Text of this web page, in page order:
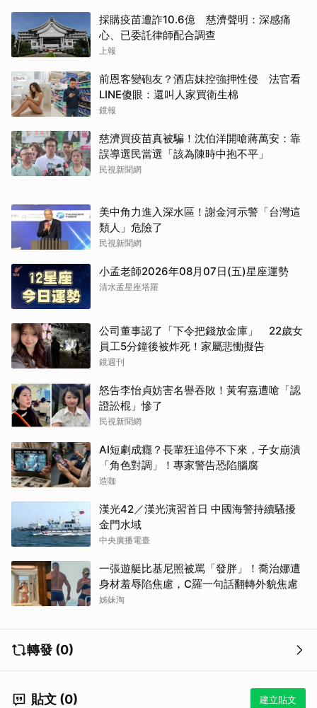
採購疫苗遭詐10.6億 慈濟聲明：深感痛
心、已委託律師配合調查
上報
前恩客變砲友？酒店妹控強押性侵 法官看
LINE傻眼：還叫人家買衛生棉
鏡報
慈濟買疫苗真被騙！沈伯洋開嗆蔣萬安：靠
誤導選民當選「該為陳時中抱不平」
民視新聞網
美中角力進入深水區！謝金河示警「台灣這
類人」危險了
民視新聞網
小孟老師2026年08月07日(五)星座運勢
清水孟星座塔羅
公司董事認了「下令把錢放金庫」 22歲女
員工5分鐘後被炸死！家屬悲慟擬告
鏡週刊
怒告李怡貞妨害名譽吞敗！黃宥嘉遭嗆「認
證訟棍」慘了
民視新聞網
AI短劇成癮？長輩狂追停不下來，子女崩潰
「角色對調」！專家警告恐陷腦腐
造咖
漢光42／漢光演習首日 中國海警持續騷擾
金門水域
中央廣播電臺
一張遊艇比基尼照被罵「發胖」！喬治娜遭
身材羞辱陷焦慮，C羅一句話翻轉外貌焦慮
姊妹淘
轉發 (0)
貼文 (0) 建立貼文